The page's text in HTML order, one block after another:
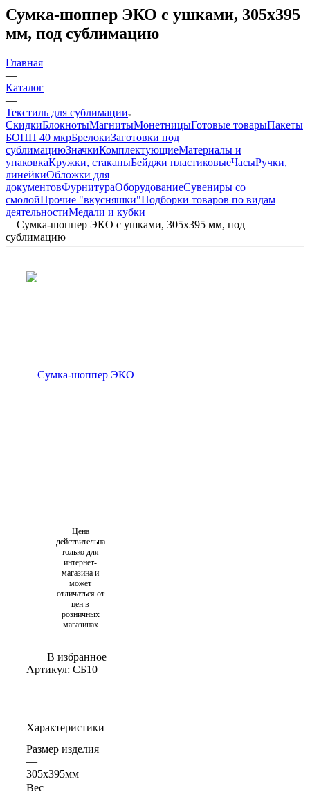
Сумка-шоппер ЭКО с ушками, 305х395
мм, под сублимацию
Главная
—
Каталог
—
Текстиль для сублимации
СкидкиБлокнотыМагнитыМонетницыГотовые товарыПакеты
БОПП 40 мкрБрелокиЗаготовки под
сублимациюЗначкиКомплектующиеМатериалы и
упаковкаКружки, стаканыБейджи пластиковыеЧасыРучки,
линейкиОбложки для
документовФурнитураОборудованиеСувениры со
смолойПрочие "вкусняшки"Подборки товаров по видам
деятельностиМедали и кубки
—Сумка-шоппер ЭКО с ушками, 305х395 мм, под
сублимацию
Цена
действительна
только для
интернет-
магазина и
может
отличаться от
цен в
розничных
магазинах
В избранное
Артикул: СБ10
Характеристики
Размер изделия
—
305х395мм
Вес